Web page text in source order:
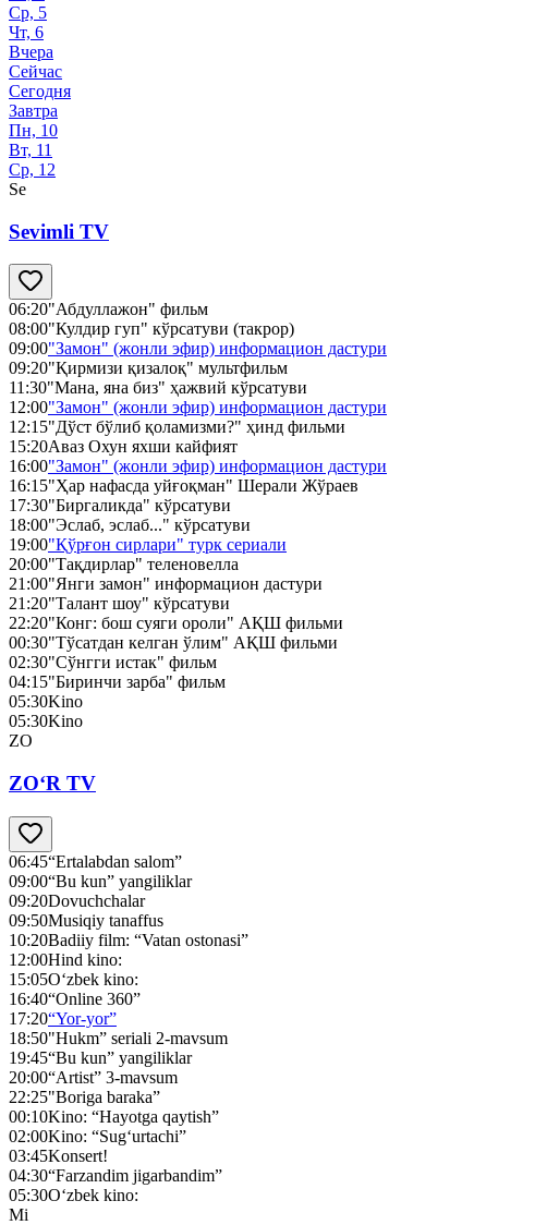
Ср, 5
Чт, 6
Вчера
Сейчас
Сегодня
Завтра
Пн, 10
Вт, 11
Ср, 12
Se
Sevimli TV
06:20"Абдуллажон" фильм
08:00"Кулдир гуп" кўрсатуви (такрор)
09:00"Замон" (жонли эфир) информацион дастури
09:20"Қирмизи қизалоқ" мультфильм
11:30"Мана, яна биз" ҳажвий кўрсатуви
12:00"Замон" (жонли эфир) информацион дастури
12:15"Дўст бўлиб қоламизми?" ҳинд фильми
15:20Аваз Охун яхши кайфият
16:00"Замон" (жонли эфир) информацион дастури
16:15"Ҳар нафасда уйғоқман" Шерали Жўраев
17:30"Биргаликда" кўрсатуви
18:00"Эслаб, эслаб..." кўрсатуви
19:00"Қўрғон сирлари" турк сериали
20:00"Тақдирлар" теленовелла
21:00"Янги замон" информацион дастури
21:20"Талант шоу" кўрсатуви
22:20"Конг: бош суяги ороли" АҚШ фильми
00:30"Тўсатдан келган ўлим" АҚШ фильми
02:30"Сўнгги истак" фильм
04:15"Биринчи зарба" фильм
05:30Kino
05:30Kino
ZO
ZO‘R TV
06:45“Ertalabdan salom”
09:00“Bu kun” yangiliklar
09:20Dovuchchalar
09:50Musiqiy tanaffus
10:20Badiiy film: “Vatan ostonasi”
12:00Hind kino:
15:05O‘zbek kino:
16:40“Online 360”
17:20“Yor-yor”
18:50"Нukm” seriali 2-mavsum
19:45“Bu kun” yangiliklar
20:00“Artist” 3-mavsum
22:25"Boriga baraka”
00:10Kino: “Hayotga qaytish”
02:00Kino: “Sug‘urtachi”
03:45Konsert!
04:30“Farzandim jigarbandim”
05:30O‘zbek kino:
Mi